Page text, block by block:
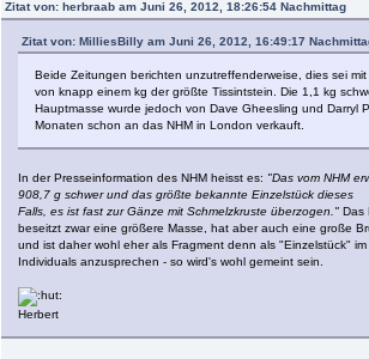
Zitat von: herbraab am Juni 26, 2012, 18:26:54 Nachmittag
Zitat von: MilliesBilly am Juni 26, 2012, 16:49:17
Beide Zeitungen berichten unzutreffenderweise, dies sei
von knapp einem kg der größte Tissintstein. Die 1,1 kg
Hauptmasse wurde jedoch von Dave Gheesling und Darryl
Monaten schon an das NHM in London verkauft.
In der Presseinformation des NHM heisst es: "Das vom NHM
908,7 g schwer und das größte bekannte Einzelstück dieses
Falls, es ist fast zur Gänze mit Schmelzkruste überzogen." Das
beseitzt zwar eine größere Masse, hat aber auch eine große
und ist daher wohl eher als Fragment denn als "Einzelstück"
Individuals anzusprechen - so wird's wohl gemeint sein.
Herbert